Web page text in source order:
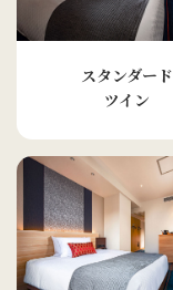
スタンダード
ツイン